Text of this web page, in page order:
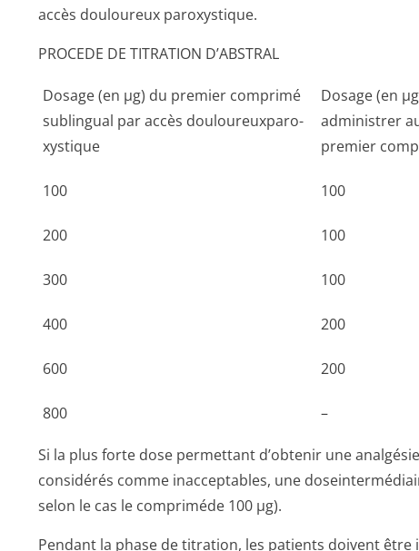
accès douloureux paroxystique.
PROCEDE DE TITRATION D’ABSTRAL
Dosage (en µg) du premier comprimé
sublingual par accès douloureuxparo­
xystique
Dosage (en
administrer
premier
100 100
200 100
300 100
400 200
600 200
800 –
Si la plus forte dose permettant d’obtenir une
considérés comme inacceptables, une
selon le cas le compriméde 100 µg).
Pendant la phase de titration, les patients doivent être